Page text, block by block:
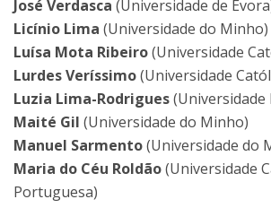
José Verdasca (Universidade de
Licínio Lima (Universidade do Minho)
Luísa Mota Ribeiro(Universidade
Lurdes Veríssimo(Universidade
Luzia Lima-Rodrigues
Maité Gil (Universidade do Minho)
Manuel Sarmento(Universidade do
Maria do Céu Roldão(Universidade
Portuguesa)